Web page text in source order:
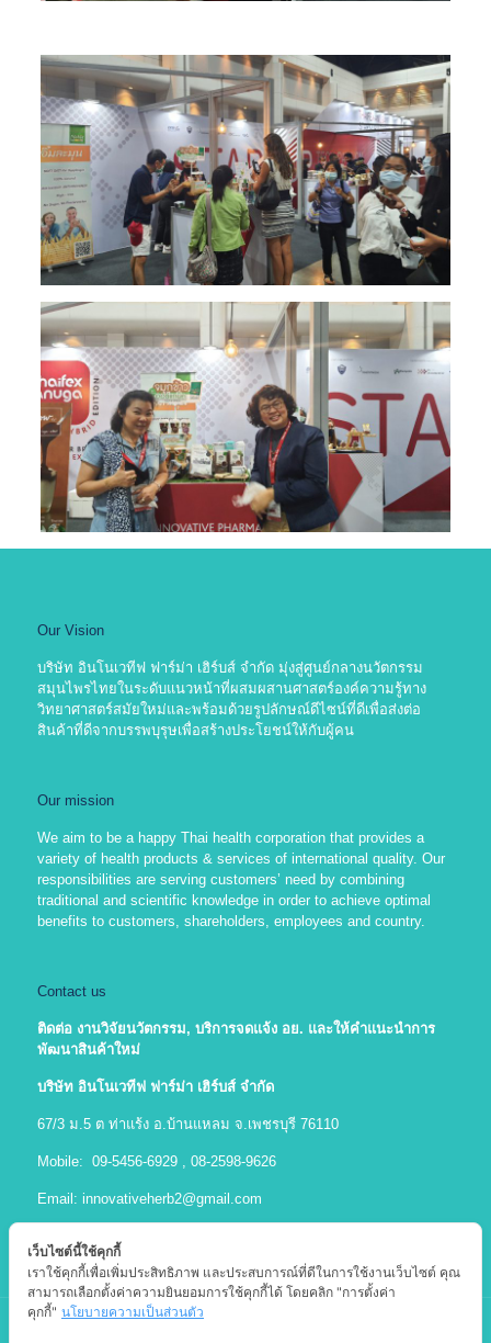
Our Vision
บริษัท อินโนเวทีฟ ฟาร์ม่า เฮิร์บส์ จำกัด มุ่งสู่ศูนย์กลางนวัตกรรม
สมุนไพรไทยในระดับแนวหน้าที่ผสมผสานศาสตร์องค์ความรู้ทาง
วิทยาศาสตร์สมัยใหม่และพร้อมด้วยรูปลักษณ์ดีไซน์ที่ดีเพื่อส่งต่อ
สินค้าที่ดีจากบรรพบุรุษเพื่อสร้างประโยชน์ให้กับผู้คน
Our mission
We aim to be a happy Thai health corporation that provides a
variety of health products & services of international quality. Our
responsibilities are serving customers’ need by combining
traditional and scientific knowledge in order to achieve optimal
benefits to customers, shareholders, employees and country.
Contact us
ติดต่อ งานวิจัยนวัตกรรม, บริการจดแจ้ง อย. และให้คำแนะนำการ
พัฒนาสินค้าใหม่
บริษัท อินโนเวทีฟ ฟาร์ม่า เฮิร์บส์ จำกัด
67/3 ม.5 ต ท่าแร้ง อ.บ้านแหลม จ.เพชรบุรี 76110
Mobile: 09-5456-6929 , 08-2598-9626
Email: innovativeherb2@gmail.com
เว็บไซต์นี้ใช้คุกกี้
เราใช้คุกกี้เพื่อเพิ่มประสิทธิภาพ และประสบการณ์ที่ดีในการใช้งานเว็บไซต์ คุณ
สามารถเลือกตั้งค่าความยินยอมการใช้คุกกี้ได้ โดยคลิก "การตั้งค่า
คุกกี้" นโยบายความเป็นส่วนตัว